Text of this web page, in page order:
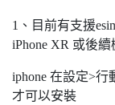
1、目前有支援
iPhone XR 或後
iphone 在設定>
才可以安裝